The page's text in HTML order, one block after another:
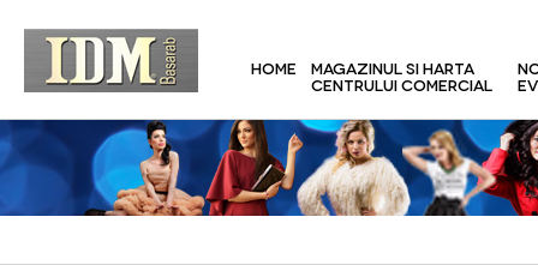
HOME
MAGAZINUL SI HARTA
CENTRULUI COMERCIAL